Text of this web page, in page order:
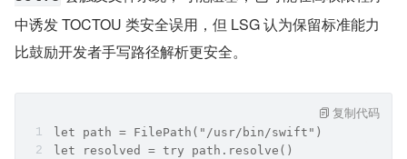
中诱发 TOCTOU 类安全误用，但 LSG 认为保留标准能力
比鼓励开发者手写路径解析更安全。
let path = FilePath("/usr/bin/swift")
let resolved = try path.resolve()
复制代码